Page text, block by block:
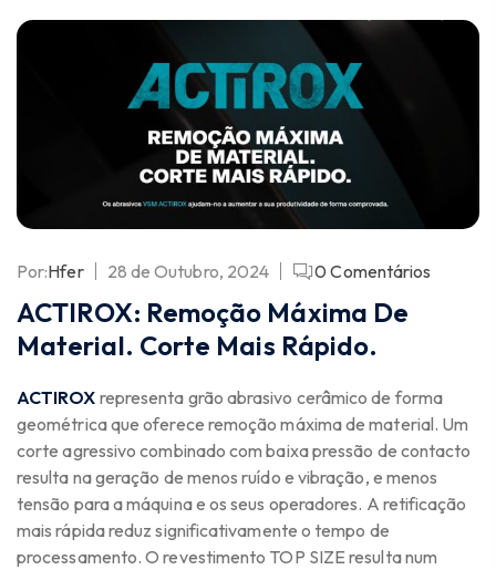
Por:Hfer 28 de Outubro, 2024 0Comentários
ACTIROX: Remoção Máxima De
Material. Corte Mais Rápido.
ACTIROX representa grão abrasivo cerâmico de forma
geométrica que oferece remoção máxima de material. Um
corte agressivo combinado com baixa pressão de contacto
resulta na geração de menos ruído e vibração, e menos
tensão para a máquina e os seus operadores. A retificação
mais rápida reduz significativamente o tempo de
processamento. O revestimento TOP SIZE resulta num